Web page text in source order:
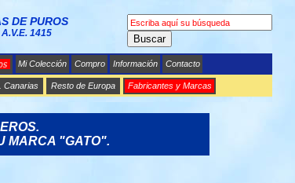
DE PUROS
1415 Buscar
Mi Colección Compro Información Contacto
Canarias Resto de Europa Fabricantes y Marcas
MARCA "GATO".